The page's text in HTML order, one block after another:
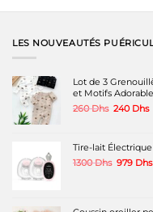
a
variations.
être
choisies
sur
du
produit
LES NOUVEAUTÉS
Lot de 3
et Motifs
260Dhs Le
était :
260 Dhs.
240 DhsLe
Tire-lait
1300Dhs Le
1300
979 Dhs